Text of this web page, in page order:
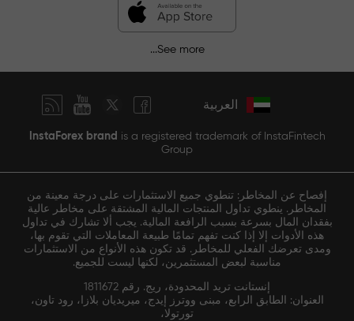
See more...
العربية
InstaForex brand is a registered trademark of InstaFintech
Group
إفصاح عن المخاطر: تنطوي جميع الاستثمارات على درجة معينة من
المخاطر. ينطوي تداول المنتجات المالية المشتقة على مخاطر عالية
بفقدان المال بسرعة بسبب الرافعة المالية. يجب ألا تشارك في تداول
هذه الأدوات إلا إذا كنت تفهم تمامًا طبيعة المعاملات التي تقوم بها،
ومدى تعرضك الفعلي للمخاطر. قد تكون هذه الأنواع من الاستثمارات
مناسبة لبعض المستثمرين، لكنها ليست للجميع.
إنستانت تريد المحدودة، ريج. رقم 1811672
العنوان: الطابق الرابع، مبنى ووترز إيدج، ميريديان بلازا، رود تاون،
تورتولا،